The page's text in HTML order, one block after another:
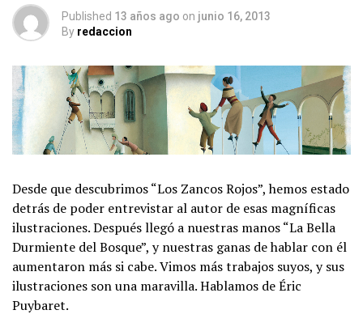
Published 13 años ago on junio 16, 2013
By redaccion
Desde que descubrimos “Los Zancos Rojos”, hemos estado
detrás de poder entrevistar al autor de esas magníficas
ilustraciones. Después llegó a nuestras manos “La Bella
Durmiente del Bosque”, y nuestras ganas de hablar con él
aumentaron más si cabe. Vimos más trabajos suyos, y sus
ilustraciones son una maravilla. Hablamos de Éric
Puybaret.